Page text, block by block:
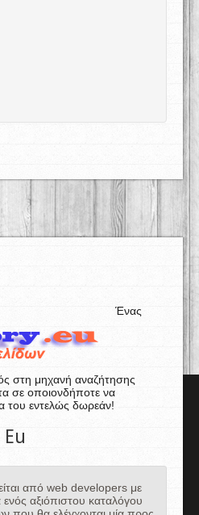
Ένας
στη μηχανή αναζήτησης
σε οποιονδήποτε να
του εντελώς δωρεάν!
από web developers με
αξιόπιστου καταλόγου